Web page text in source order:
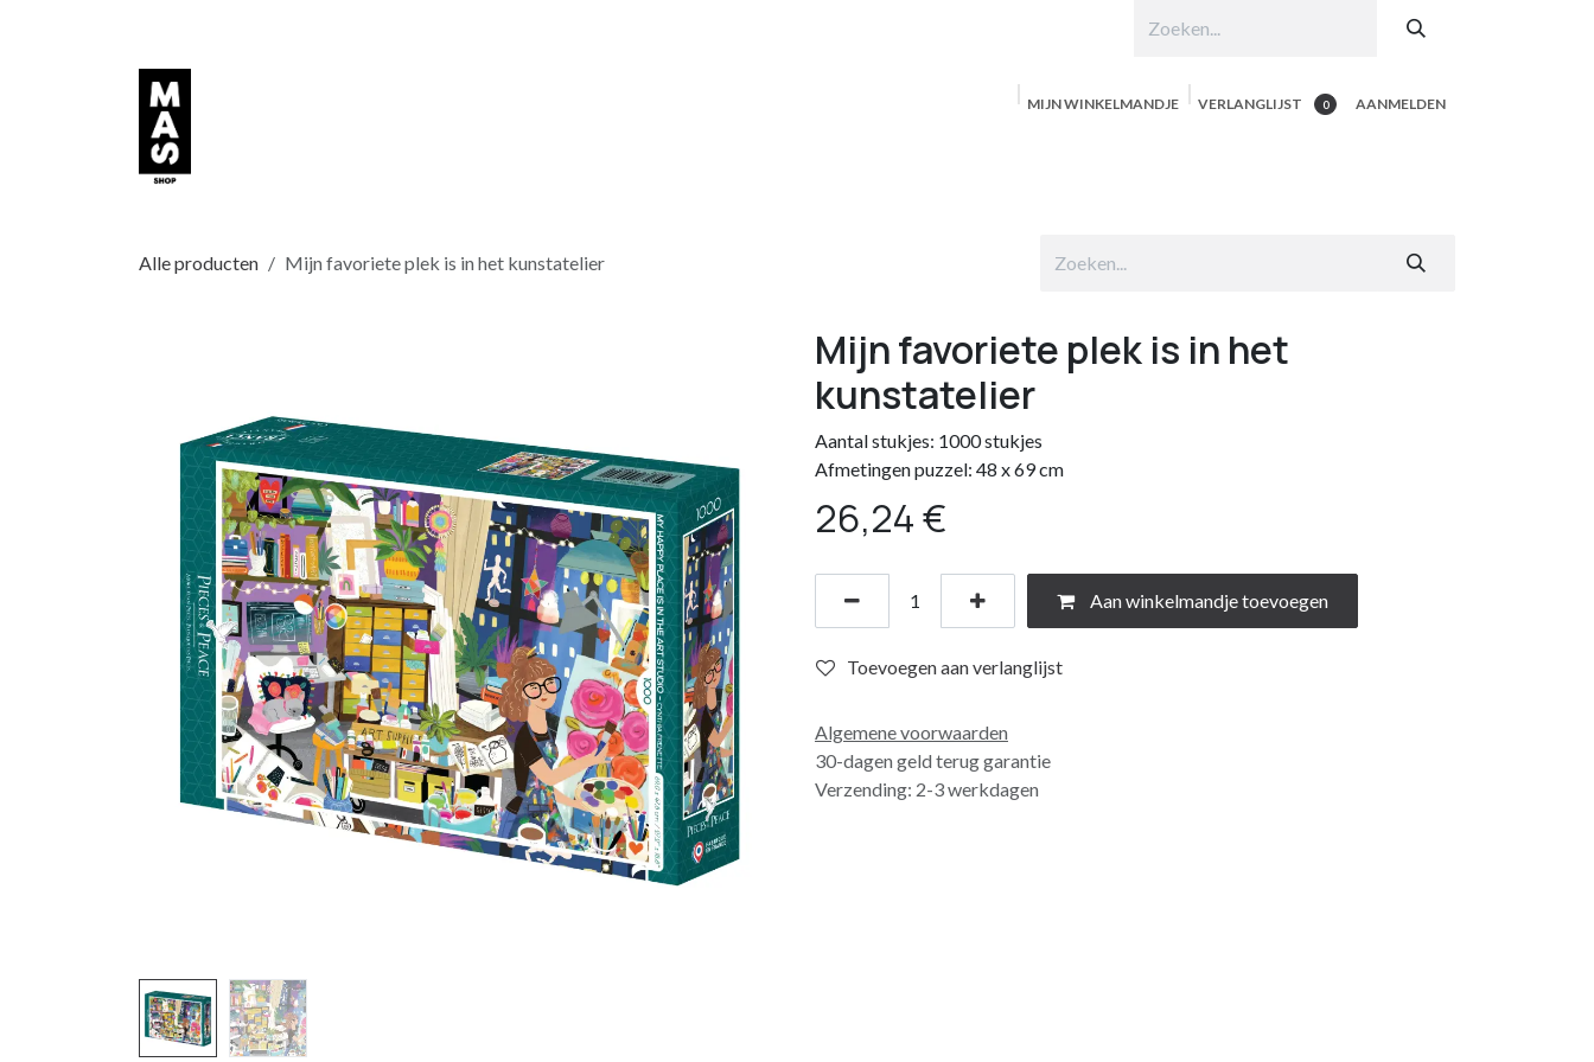
MIJN WINKELMANDJE 0
VERLANGLIJST AANMELDEN
Alle producten Mijn favoriete plek is in het kunstatelier
Mijn favoriete plek is in het
kunstatelier
Aantal stukjes: 1000 stukjes
Afmetingen puzzel: 48 x 69 cm
26,24€
Aan winkelmandje toevoegen
Toevoegen aan verlanglijst
Algemene voorwaarden
30-dagen geld terug garantie
Verzending: 2-3 werkdagen